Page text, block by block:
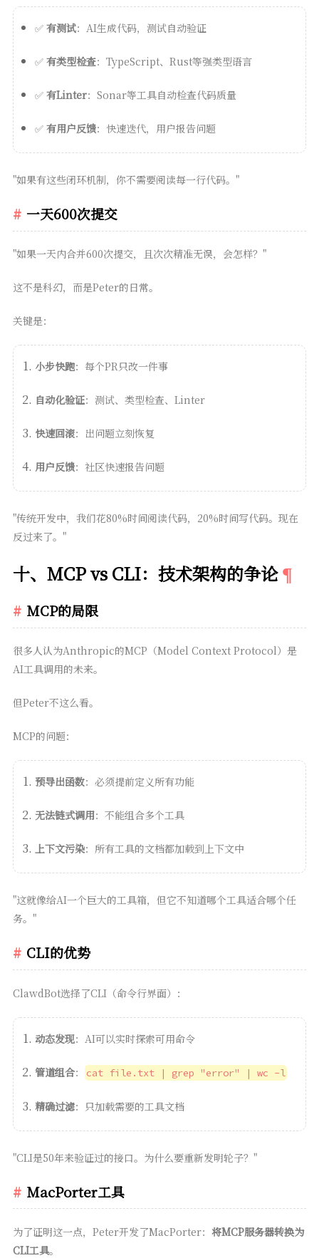
✅ 有测试：AI生成代码，测试自动验证
✅ 有类型检查：TypeScript、Rust等强类型语言
✅ 有Linter：Sonar等工具自动检查代码质量
✅ 有用户反馈：快速迭代，用户报告问题
"如果有这些闭环机制，你不需要阅读每一行代码。"
一天600次提交
"如果一天内合并600次提交，且次次精准无误，会怎样？"
这不是科幻，而是Peter的日常。
关键是：
小步快跑：每个PR只改一件事
自动化验证：测试、类型检查、Linter
快速回滚：出问题立刻恢复
用户反馈：社区快速报告问题
"传统开发中，我们花80%时间阅读代码，20%时间写代码。现在
反过来了。"
十、MCP vs CLI：技术架构的争论
MCP的局限
很多人认为Anthropic的MCP（Model Context Protocol）是
AI工具调用的未来。
但Peter不这么看。
MCP的问题：
预导出函数：必须提前定义所有功能
无法链式调用：不能组合多个工具
上下文污染：所有工具的文档都加载到上下文中
"这就像给AI一个巨大的工具箱，但它不知道哪个工具适合哪个任
务。"
CLI的优势
ClawdBot选择了CLI（命令行界面）：
动态发现：AI可以实时探索可用命令
管道组合： cat file.txt | grep "error" | wc -l
精确过滤：只加载需要的工具文档
"CLI是50年来验证过的接口。为什么要重新发明轮子？"
MacPorter工具
为了证明这一点，Peter开发了MacPorter： 将MCP服务器转换为
CLI工具。